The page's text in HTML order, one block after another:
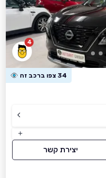
4
34 צפו ברכב זה
יצירת קשר